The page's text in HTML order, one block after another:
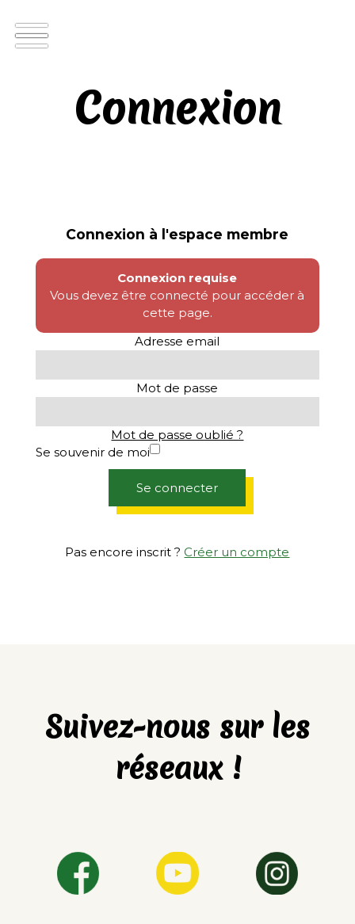
Connexion
Connexion à l'espace membre
Connexion requise
Vous devez être connecté pour accéder à
cette page.
Adresse email
Mot de passe
Mot de passe oublié ?
Se souvenir de moi
Se connecter
Pas encore inscrit ? Créer un compte
Suivez-nous sur les
réseaux !